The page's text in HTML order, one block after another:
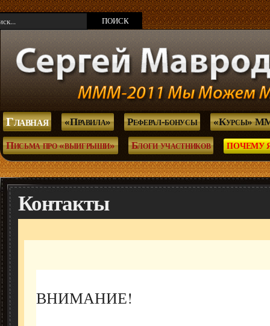
Главная «Правила» Реферал-бонусы «Курсы»
Письма про «выигрыши» Блоги участников ПОЧЕМУ
Контакты
ВНИМАНИЕ!